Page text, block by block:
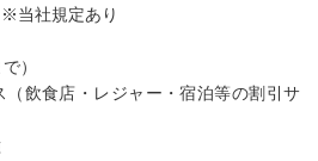
当社規定あり
）
飲食店・レジャー・宿泊等の割引サ